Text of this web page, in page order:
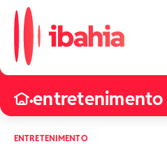
•entretenimento
ENTRETENIMENTO